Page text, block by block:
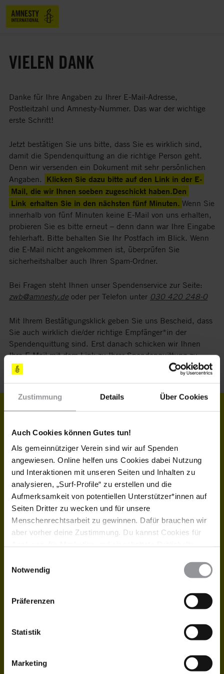
Zustimmung Details Über Cookies
Auch Cookies können Gutes tun!
Als gemeinnütziger Verein sind wir auf Spenden
angewiesen. Online helfen uns Cookies dabei Nutzung
und Interaktionen mit unseren Seiten und Inhalten zu
analysieren, „Surf-Profile“ zu erstellen und die
Aufmerksamkeit von potentiellen Unterstützer*innen auf
Seiten Dritter zu wecken und für unsere
Menschenrechtsarbeit zu gewinnen. Dafür brauchen wir
aber vorher deine Zustimmung. Du kannst Cookies für
wieder ändern. Diesen Banner kannst Du über den Link
Notwendig
Präferenzen
Statistik
Marketing
VIELEN DANK
Danke für Ihre Angaben zu Ihrer E-Mail-Adresse,
Postleitzahl und Amnesty-Nummer. Das war der wichtige
erste Schritt!
Jetzt bestätigen Sie uns bitte, dass Sie es wirklich sind,
damit die Spendenquittung an die richtige Person geht.
Denn wir versenden ein Dokument mit sehr persönlichen
Angaben. Klicken Sie dazu bitte auf den Link in der E-
Mail, die wir Ihnen soeben zugeschickt haben.Den
Link erhalten Sie in den nächsten fünf Minuten. Wenn Sie
innerhalb von fünf Minuten keine E-Mail von uns erhalten,
probieren Sie es bitte erneut – denn dann war Ihre Eingabe
fehlerhaft. Bitte behalten Sie Ihr Postfach im Blick. Wenn
die E-Mail nicht angekommen ist, überprüfen Sie
sicherheitshalber auch Ihren Spam-Ordner.
Bei Fragen steht Ihnen unser Spendenservice zur Seite:
zwb@amnesty.de oder per Telefon unter 030 420 248-0
Mit Ihrem Bestätigungsklick geben Sie uns Bescheid, dass
Sie auch wirklich die/der richtige Empfänger*in der
Spendenquittung sind. Erst danach schicken wir Ihnen
Ihre E-Mail mit dem Link zu Ihrer Spendenquittung zu.
Besonders hier gilt: sicher ist sicher.
NEWSLETTER ABONNIEREN!
sich aktiv für Menschenrechte stark zu machen!
FOLGEN SIE UNS!
dies unmittelbar teilen können.